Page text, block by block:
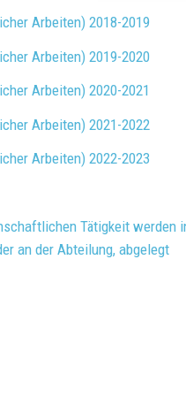
Arbeiten) 2018-2019
Arbeiten) 2019-2020
Arbeiten) 2020-2021
Arbeiten) 2021-2022
Arbeiten) 2022-2023
Tätigkeit
an der Abteilung, abgelegt